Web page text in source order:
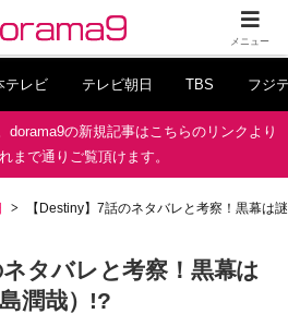
テレビ テレビ朝日 TBS フジ
dorama9の新規記事はこちらのリンクより
まで通りご覧頂けます。
【Destiny】7話のネタバレと考察！黒幕は
タバレと考察！黒幕は
潤哉）!?
メニュー